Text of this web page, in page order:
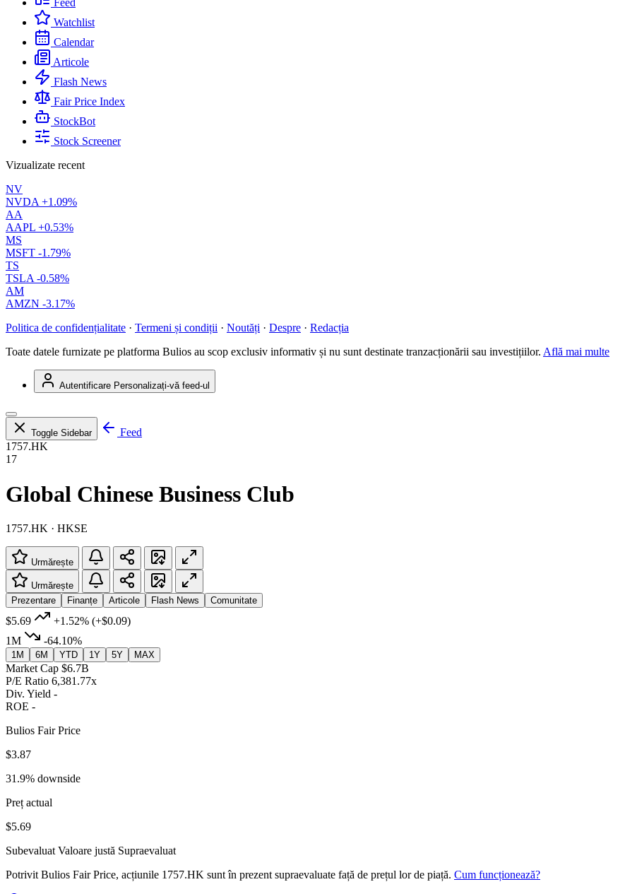
Feed
Watchlist
Calendar
Articole
Flash News
Fair Price Index
StockBot
Stock Screener
Vizualizate recent
NV
NVDA +1.09%
AA
AAPL +0.53%
MS
MSFT -1.79%
TS
TSLA -0.58%
AM
AMZN -3.17%
Politica de confidențialitate · Termeni și condiții · Noutăți · Despre · Redacția
Toate datele furnizate pe platforma Bulios au scop exclusiv informativ și nu sunt destinate tranzacționării sau investițiilor. Află mai multe
Autentificare Personalizați-vă feed-ul
Toggle Sidebar
Feed
1757.HK
17
Global Chinese Business Club
1757.HK · HKSE
Urmărește
Urmărește
Prezentare
Finanțe Articole Flash News Comunitate
$5.69 +1.52% (+$0.09)
1M
-64.10%
1M 6M YTD 1Y 5Y MAX
Market Cap $6.7B
P/E Ratio 6,381.77x
Div. Yield -
ROE -
Bulios Fair Price
$3.87
31.9% downside
Preț actual
$5.69
Subevaluat Valoare justă Supraevaluat
Potrivit Bulios Fair Price, acțiunile 1757.HK sunt în prezent supraevaluate față de prețul lor de piață. Cum funcționează?